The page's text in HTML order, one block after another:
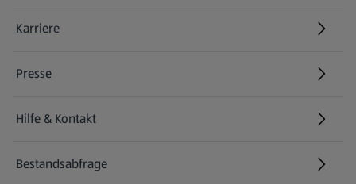
Karriere
(öffnet in einem neuen Tab)
Presse
Hilfe & Kontakt
(öffnet in einem neuen Tab)
Bestandsabfrage
(öffnet in einem neuen Tab)